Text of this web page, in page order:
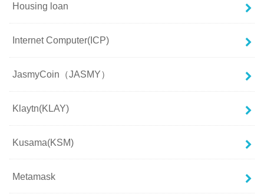
Housing loan
Internet Computer(ICP)
JasmyCoin（JASMY）
Klaytn(KLAY)
Kusama(KSM)
Metamask